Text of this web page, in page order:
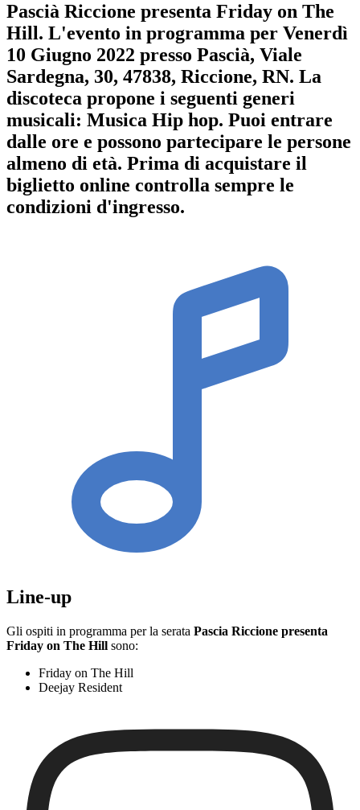
Pascià Riccione presenta Friday on The
Hill. L'evento in programma per Venerdì
10 Giugno 2022 presso Pascià, Viale
Sardegna, 30, 47838, Riccione, RN. La
discoteca propone i seguenti generi
musicali: Musica Hip hop. Puoi entrare
dalle ore e possono partecipare le persone
almeno di età. Prima di acquistare il
biglietto online controlla sempre le
condizioni d'ingresso.
Line-up
Gli ospiti in programma per la serata Pascia Riccione presenta
Friday on The Hill sono:
Friday on The Hill
Deejay Resident